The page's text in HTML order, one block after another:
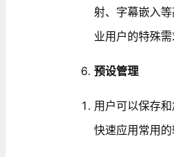
射、字幕嵌入
业用户的特殊需
预设管理
用户可以保存和
快速应用常用的